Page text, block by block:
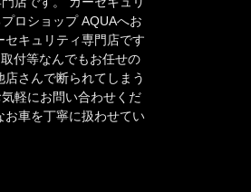
ロショップ AQUAへお
セキュリティ専門店です
付等なんでもお任せの
さんで断られてしまう
軽にお問い合わせくだ
お車を丁寧に扱わせてい